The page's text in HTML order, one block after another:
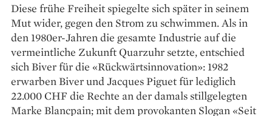
Diese frühe Freiheit spiegelte sich später in seinem
Mut wider, gegen den Strom zu schwimmen. Als in
den 1980er-Jahren die gesamte Industrie auf die
vermeintliche Zukunft Quarzuhr setzte, entschied
sich Biver für die «Rückwärts­innovation»: 1982
erwarben Biver und Jacques Piguet für lediglich
22.000 CHF die Rechte an der damals stillgelegten
Marke Blancpain; mit dem provokanten Slogan «Seit